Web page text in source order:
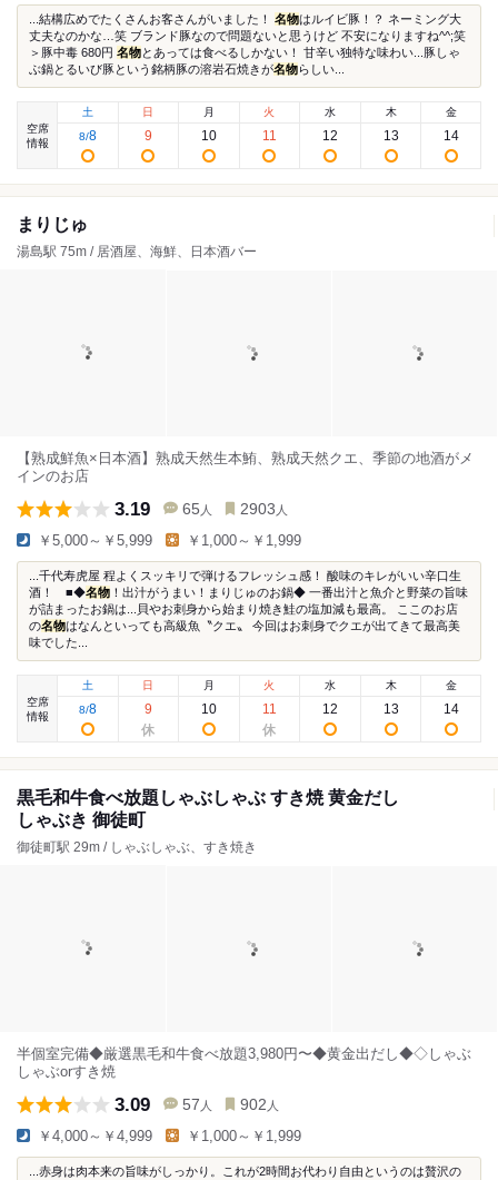
...結構広めでたくさんお客さんがいました！ 名物はルイビ豚！？ ネーミング大
丈夫なのかな…笑 ブランド豚なので問題ないと思うけど 不安になりますね^^;笑
＞豚中毒 680円 名物とあっては食べるしかない！ 甘辛い独特な味わい...豚しゃ
ぶ鍋とるいび豚という銘柄豚の溶岩石焼きが名物らしい...
空席
情報
土
8/8
日
9
月
10
火
11
水
12
木
13
金
14
まりじゅ
湯島駅 75m / 居酒屋、海鮮、日本酒バー
【熟成鮮魚×日本酒】熟成天然生本鮪、熟成天然クエ、季節の地酒がメ
インのお店
3.19 65 人 2903 人
￥5,000～￥5,999 ￥1,000～￥1,999
...千代寿虎屋 程よくスッキリで弾けるフレッシュ感！ 酸味のキレがいい辛口生
酒！ ■◆名物 ！出汁がうまい！まりじゅのお鍋◆ 一番出汁と魚介と野菜の旨味
が詰まったお鍋は...貝やお刺身から始まり焼き鮭の塩加減も最高。 ここのお店
の名物はなんといっても高級魚〝クエ〟 今回はお刺身でクエが出てきて最高美
味でした...
空席
情報
土
8/8
日
9
月
10
火
11
水
12
木
13
金
14
黒毛和牛食べ放題しゃぶしゃぶ すき焼 黄金だし
しゃぶき 御徒町
御徒町駅 29m / しゃぶしゃぶ、すき焼き
半個室完備◆厳選黒毛和牛食べ放題3,980円〜◆黄金出だし◆◇しゃぶ
しゃぶorすき焼
3.09 57 人 902 人
￥4,000～￥4,999 ￥1,000～￥1,999
...赤身は肉本来の旨味がしっかり。これが2時間お代わり自由というのは贅沢の